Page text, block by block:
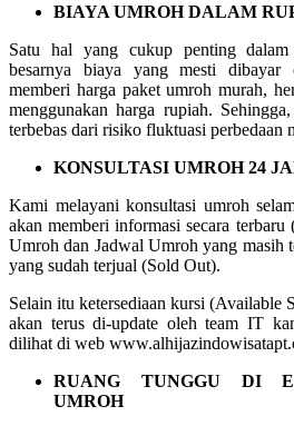
BIAYA UMROH DALAM
Satu hal yang cukup penting dalam
besarnya biaya yang mesti
memberi harga paket umroh murah,
menggunakan harga rupiah.
terbebas dari risiko fluktuasi perbedaan
KONSULTASI UMROH 24
Kami melayani konsultasi umroh
akan memberi informasi secara
Umroh dan Jadwal Umroh yang masih
yang sudah terjual (Sold Out).
Selain itu ketersediaan kursi (Available
akan terus di-update oleh team IT
dilihat di web
RUANG TUNGGU DI
UMROH